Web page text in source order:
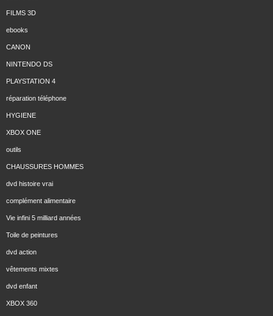
FILMS 3D
ebooks
CANON
NINTENDO DS
PLAYSTATION 4
réparation téléphone
HYGIENE
XBOX ONE
outils
CHAUSSURES HOMMES
dvd histoire vrai
complément alimentaire
Vie infini 5 milliard années
Toile de peintures
dvd action
vêtements mixtes
dvd enfant
XBOX 360